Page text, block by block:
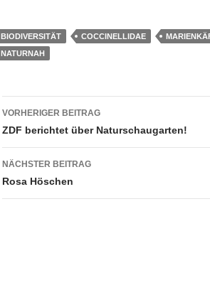
BIODIVERSITÄT COCCINELLIDAE
NATURNAH
Beitragsnavigation
VORHERIGER BEITRAG
ZDF berichtet über Naturschaugarten!
NÄCHSTER BEITRAG
Rosa Höschen